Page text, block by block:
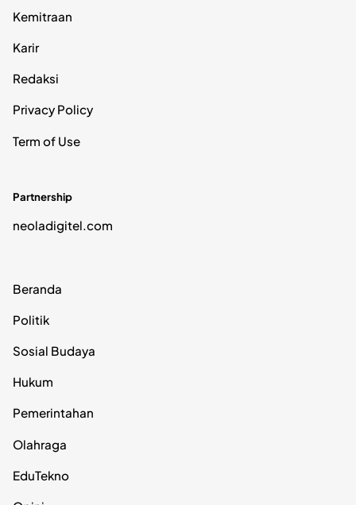
Kemitraan
Karir
Redaksi
Privacy Policy
Term of Use
Partnership
neoladigitel.com
Beranda
Politik
Sosial Budaya
Hukum
Pemerintahan
Olahraga
EduTekno